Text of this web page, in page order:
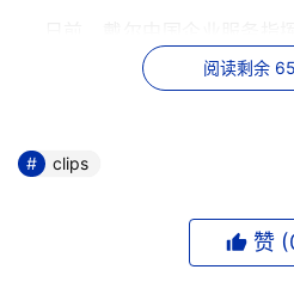
首年发展历程。来自第三方调
戴尔中国企业服务指挥中心
强本地投入，面向企业客户提供
OEM伙伴选用使LSI逻辑
阅读剩余
clips
赞 (